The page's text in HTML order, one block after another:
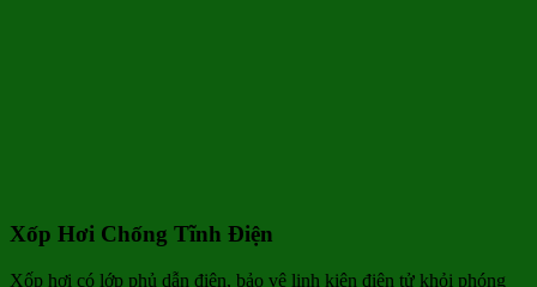
Xốp Hơi Chống Tĩnh Điện
Xốp hơi có lớp phủ dẫn điện, bảo vệ linh kiện điện tử khỏi phóng